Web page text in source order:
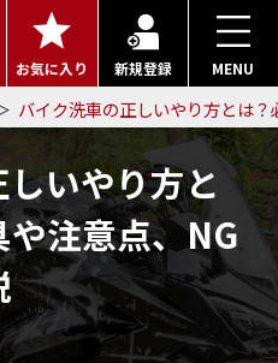
お気に入り 新規登録 MENU
バイク洗車の正しいやり方とは
いやり方と
注意点、NG